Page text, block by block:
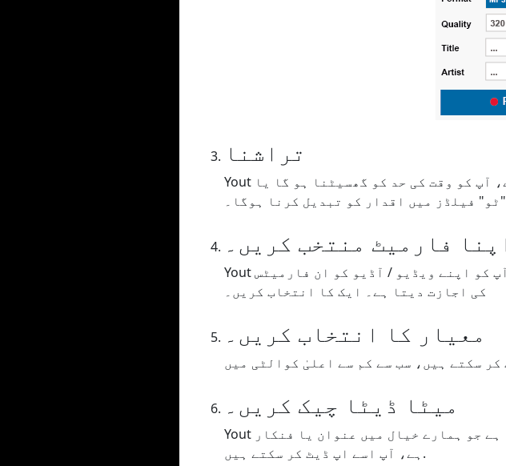
تراشنا
Yout آپ کو اپنے ویڈیو/آڈیو کو تراشنے کی اجازت دیتا ہے، آپ کو وقت کی حد کو گھسیٹنا ہو گا یا
اپنا فارمیٹ منتخب کریں۔
Yout آپ کو اپنے ویڈیو / آڈیو کو ان فارمیٹس MP3 یا WAV (آڈیو)، MP4 (ویڈیو) یا GIF میں فارمیٹ کرنے
کی اجازت دیتا ہے۔ ایک کا انتخاب کریں۔
معیار کا انتخاب کریں۔
میٹا ڈیٹا چیک کریں۔
Yout ویڈیو کے صفحے پر متن کو کھرچتا ہے اور اس میں ڈالتا ہے جو ہمارے خیال میں عنوان یا فنکار
ہے، آپ اسے اپ ڈیٹ کر سکتے ہیں.